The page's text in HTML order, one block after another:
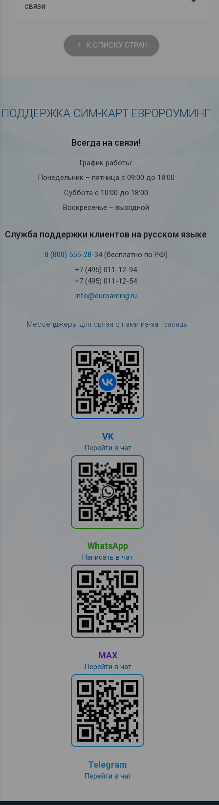
связи
keyboard_arrow_left К СПИСКУ СТРАН
ПОДДЕРЖКА СИМ-КАРТ ЕВРОРОУМИНГ
Всегда на связи!
График работы:
Понедельник – пятница с 09:00 до 18:00
Суббота с 10:00 до 18:00
Воскресенье – выходной
Служба под­держки кли­ен­тов на рус­ском языке
8 (800) 555-28-34(бесплатно по РФ)
+7 (495) 011-12-94
+7 (495) 011-12-54
info@euroaming.ru
Мессенджеры для связи с нами из-за границы
VK
Перейти в чат
WhatsApp
Написать в чат
MAX
Перейти в чат
Telegram
Перейти в чат